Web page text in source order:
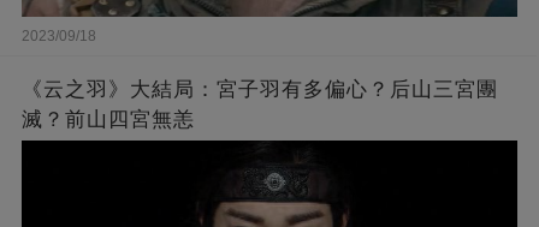
2023/09/18
《云之羽》大結局：宮子羽有多偏心？后山三宮團
滅？前山四宮無恙